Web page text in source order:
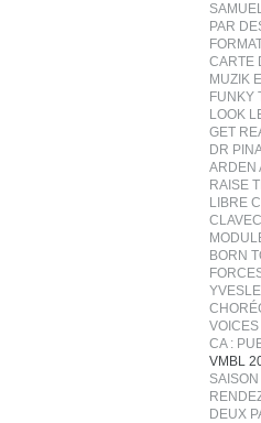
PAR
CARTE
MUZIK
FUNKY
LOOK
GET
DR
ARDEN
RAISE
LIBRE
BORN
CA :
VMBL
DEUX